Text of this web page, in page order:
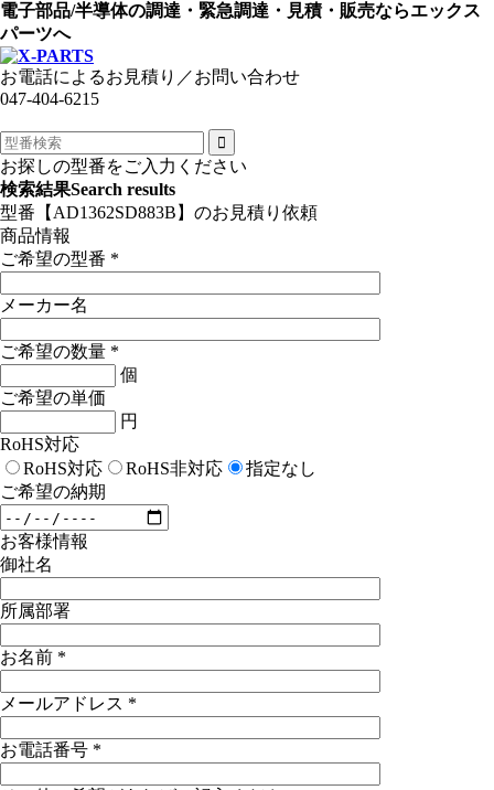
電子部品/半導体の調達・緊急調達・見積・販売ならエックス
パーツへ
お電話によるお見積り／お問い合わせ
047-404-6215
お探しの型番をご入力ください
検索結果Search results
型番【AD1362SD883B】のお見積り依頼
商品情報
ご希望の型番 *
メーカー名
ご希望の数量 *
個
ご希望の単価
円
RoHS対応
RoHS対応
RoHS非対応
指定なし
ご希望の納期
お客様情報
御社名
所属部署
お名前 *
メールアドレス *
お電話番号 *